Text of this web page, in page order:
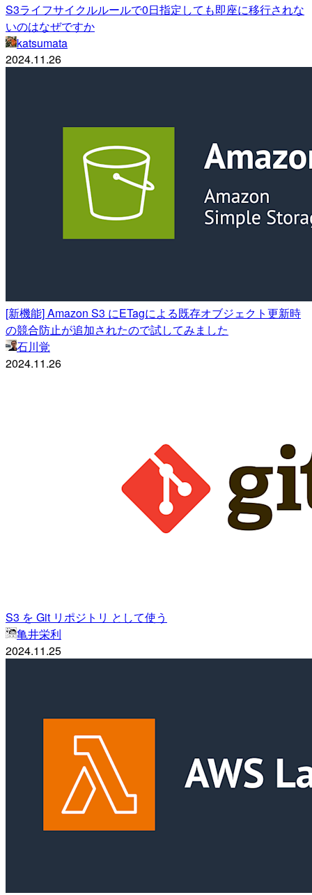
S3ライフサイクルルールで0日指定しても即座に移行されな
いのはなぜですか
katsumata
2024.11.26
[新機能] Amazon S3 にETagによる既存オブジェクト更新時
の競合防止が追加されたので試してみました
石川覚
2024.11.26
S3 を Git リポジトリ として使う
亀井栄利
2024.11.25